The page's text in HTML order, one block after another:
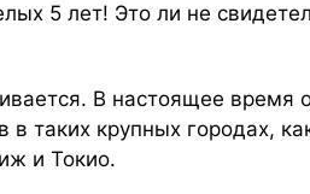
5 лет! Это ли не
В настоящее время
в таких крупных городах,
и Токио.